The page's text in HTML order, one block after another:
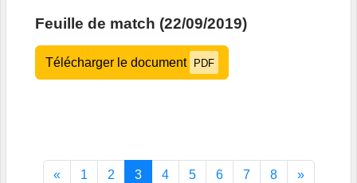
Feuille de match (22/09/2019)
Télécharger le document PDF
« 1 2 3 4 5 6 7 8 »